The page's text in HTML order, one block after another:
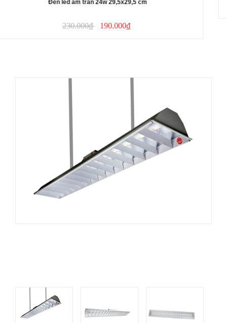
120.000₫ 80.000₫